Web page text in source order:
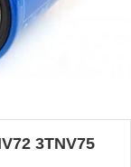
3TNV75